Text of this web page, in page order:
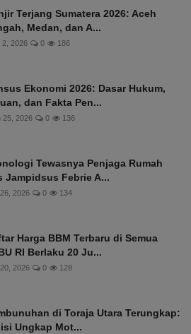
Terjang Sumatera 2026: Aceh
Medan, dan A...
2, 2026 0 186
Ekonomi 2026: Dasar Hukum,
dan Fakta Pen...
25, 2026 0 136
Tewasnya Penjaga Rumah
Jampidsus Febrie A...
2026 0 134
Harga BBM Terbaru di Semua
RI Berlaku 20 Ju...
2026 0 128
di Toraja Utara Terungkap:
Ungkap Mot...